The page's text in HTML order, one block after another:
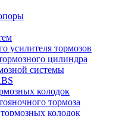
усилителя тормозов
цилиндра
системы
колодок
тормоза
колодок